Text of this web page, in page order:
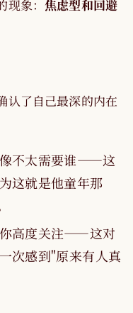
现象：焦虑型和回避
认了自己最深的内在
像不太需要谁——这
这就是他童年那
高度关注——这对
次感到"原来有人真